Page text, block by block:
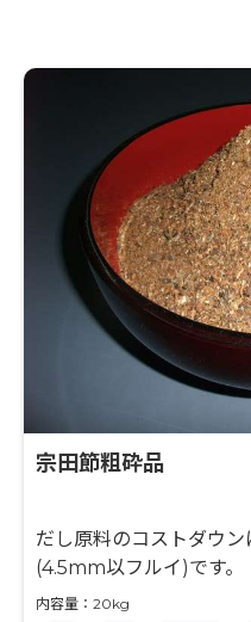
宗田節粗砕品
だし原料のコストダウ
(4.5mm以フルイ)です。
内容量：20kg